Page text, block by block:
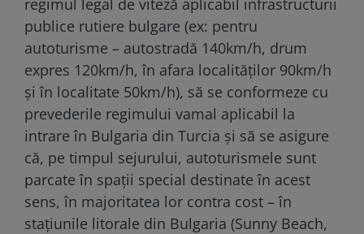
publice rutiere bulgare (ex: pentru
autoturisme – autostradă 140km/h, drum
expres 120km/h, în afara localităţilor 90km/h
şi în localitate 50km/h), să se conformeze cu
prevederile regimului vamal aplicabil la
intrare în Bulgaria din Turcia şi să se asigure
că, pe timpul sejurului, autoturismele sunt
parcate în spaţii special destinate în acest
sens, în majoritatea lor contra cost – în
staţiunile litorale din Bulgaria (Sunny Beach,